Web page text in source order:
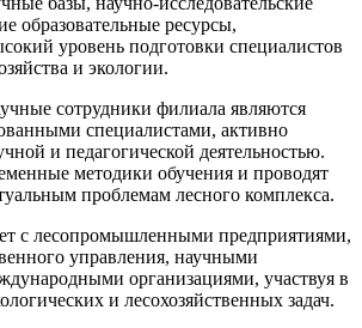
образовательные ресурсы,
уровень подготовки специалистов
и экологии.
сотрудники филиала являются
специалистами, активно
и педагогической деятельностью.
методики обучения и проводят
проблемам лесного комплекса.
с лесопромышленными предприятиями,
управления, научными
организациями, участвуя в
и лесохозяйственных задач.